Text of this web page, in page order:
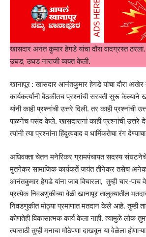
खासदार अनंत कुमार हेगडे यांचा दौरा वादग्रस्त ठरला.
उघड, उघड नाराजी व्यक्त केली.
खानापूर : खासदार आनंतकुमार हेगडे यांचा दौरा
कार्यकर्त्यांनी बैठकीतच प्रश्नांची सरबती सुरू
यांनी काही प्रश्नांची उत्तरे दिली. तर काही प्रश्नांची
पाळनेच पसंद केले. खासदारानां काही प्रश्नांची उत्तरे
त्यांनी त्या प्रश्नांना हिंदुत्ववाद व धार्मिकतेचा रंग
अधिवक्ता चेतन मनेरिकर ग्रामपंचायत सदस्य संघटनेचे
मुतगेकर सामाजिक कार्यकर्ते जयंत तीनेकर तसेच अनेक
आनंतकुमार हेगडे यांना जाब विचारला, तुम्ही चार-पाच
प्रत्येक निवडणुकीच्या वेळी खानापूर तालुक्यातील
निवडणुकीत मोठ्या प्रमाणात मतदान केले आहे. तुम्ही
कोणतेही विकासात्मक कार्य केला नाही. त्यामुळे लोक
त्यासाठी तुम्ही मनाचा मोठेपणा दाखवून या वेळेला